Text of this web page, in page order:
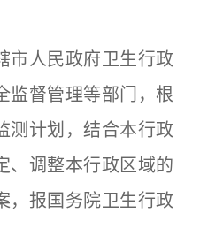
人民政府卫生行政
监督管理等部门，根
测计划，结合本行政
、调整本行政区域的
，报国务院卫生行政